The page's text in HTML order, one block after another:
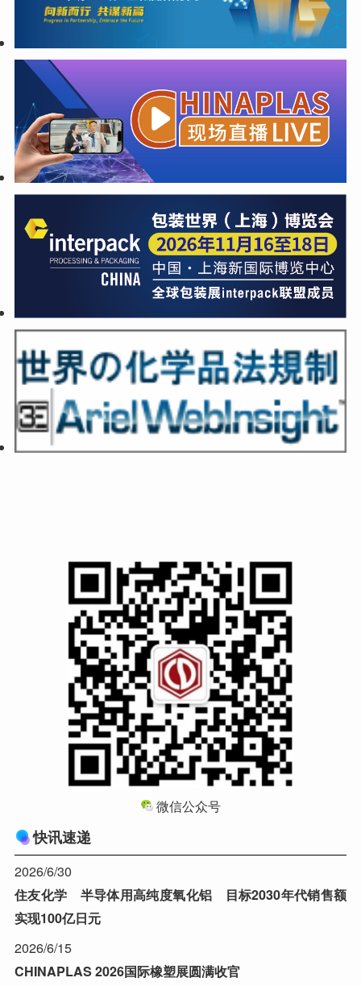
微信公众号
快讯速递
2026/6/30
住友化学 半导体用高纯度氧化铝 目标2030年代销售额
实现100亿日元
2026/6/15
CHINAPLAS 2026国际橡塑展圆满收官